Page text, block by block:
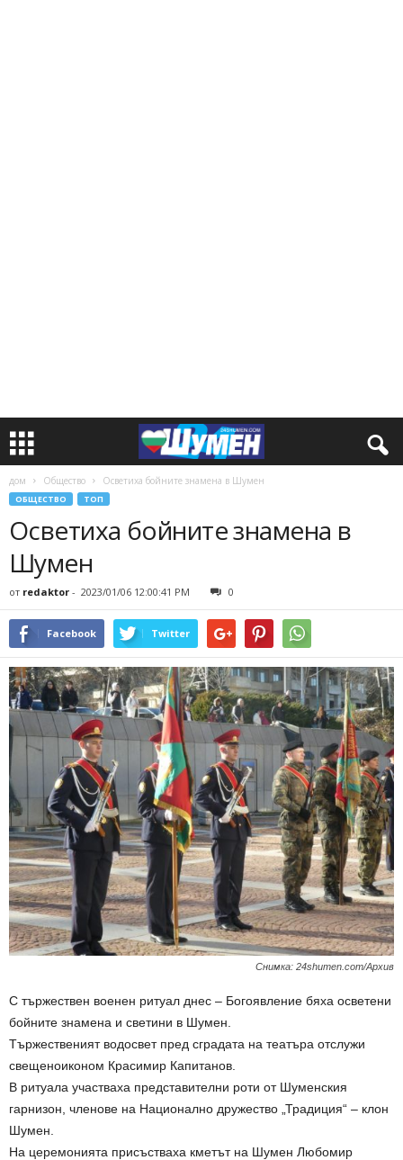
дом Общество Осветиха бойните знамена в Шумен
ОБЩЕСТВО ТОП
Осветиха бойните знамена в
Шумен
от redaktor - 2023/01/06 12:00:41 PM 0
Facebook Twitter
Снимка: 24shumen.com/Архив
С тържествен военен ритуал днес – Богоявление бяха осветени
бойните знамена и светини в Шумен.
Тържественият водосвет пред сградата на театъра отслужи
свещеноиконом Красимир Капитанов.
В ритуала участваха представителни роти от Шуменския
гарнизон, членове на Национално дружество „Традиция“ – клон
Шумен.
На церемонията присъстваха кметът на Шумен Любомир